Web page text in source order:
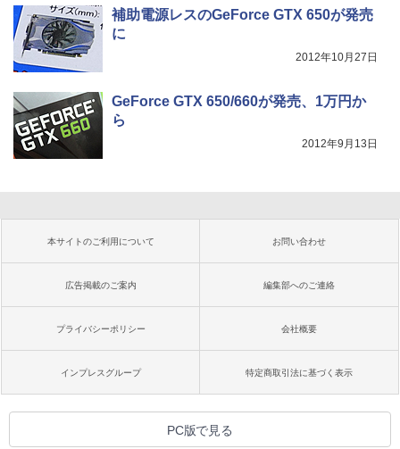
補助電源レスのGeForce GTX 650が発売
に
2012年10月27日
GeForce GTX 650/660が発売、1万円か
ら
2012年9月13日
本サイトのご利用について お問い合わせ
広告掲載のご案内 編集部へのご連絡
プライバシーポリシー 会社概要
インプレスグループ 特定商取引法に基づく表示
PC版で見る